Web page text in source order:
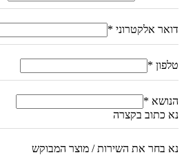
דואר אלקטרוני *
טלפון *
הנושא *
נא כתוב בקצרה
נא בחר את השירות / מוצר המבוקש